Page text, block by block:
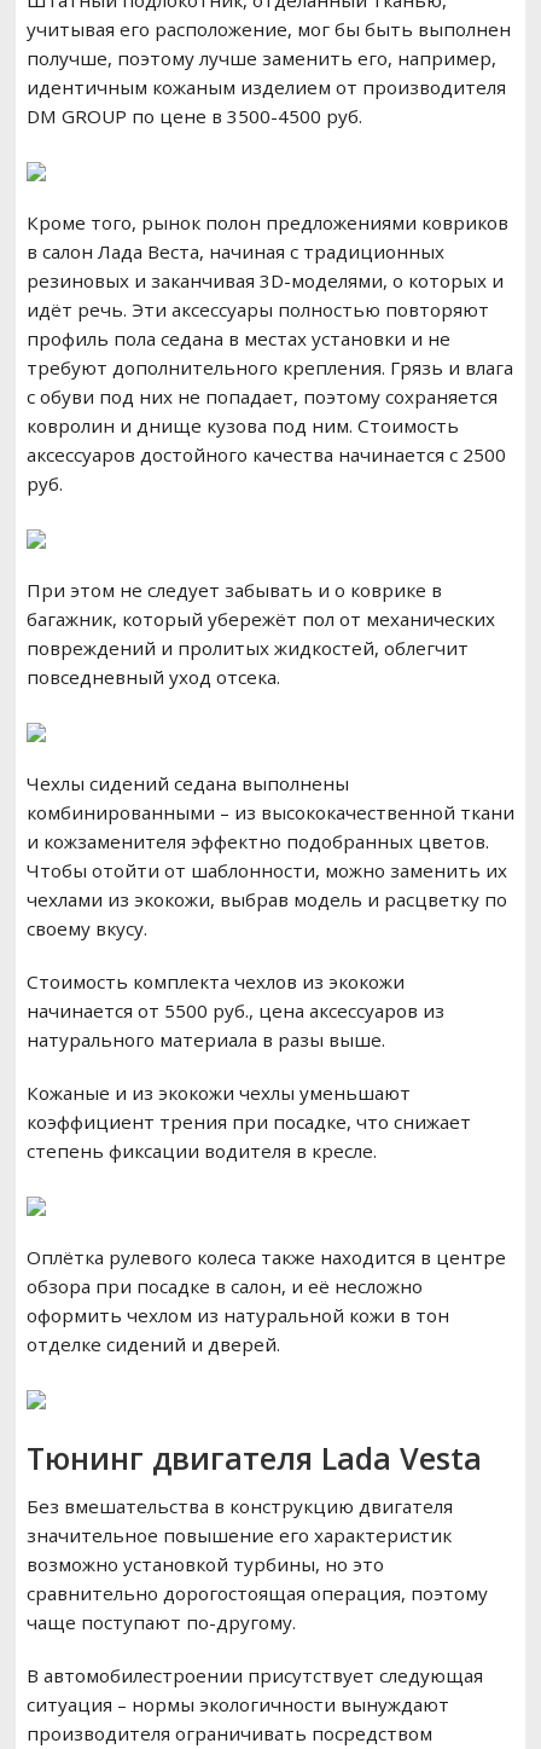
учитывая его расположение, мог бы быть выполнен
получше, поэтому лучше заменить его, например,
идентичным кожаным изделием от производителя
DM GROUP по цене в 3500-4500 руб.
Кроме того, рынок полон предложениями ковриков
в салон Лада Веста, начиная с традиционных
резиновых и заканчивая 3D-моделями, о которых и
идёт речь. Эти аксессуары полностью повторяют
профиль пола седана в местах установки и не
требуют дополнительного крепления. Грязь и влага
с обуви под них не попадает, поэтому сохраняется
ковролин и днище кузова под ним. Стоимость
аксессуаров достойного качества начинается с 2500
руб.
При этом не следует забывать и о коврике в
багажник, который убережёт пол от механических
повреждений и пролитых жидкостей, облегчит
повседневный уход отсека.
Чехлы сидений седана выполнены
комбинированными – из высококачественной ткани
и кожзаменителя эффектно подобранных цветов.
Чтобы отойти от шаблонности, можно заменить их
чехлами из экокожи, выбрав модель и расцветку по
своему вкусу.
Стоимость комплекта чехлов из экокожи
начинается от 5500 руб., цена аксессуаров из
натурального материала в разы выше.
Кожаные и из экокожи чехлы уменьшают
коэффициент трения при посадке, что снижает
степень фиксации водителя в кресле.
Оплётка рулевого колеса также находится в центре
обзора при посадке в салон, и её несложно
оформить чехлом из натуральной кожи в тон
отделке сидений и дверей.
Тюнинг двигателя Lada Vesta
Без вмешательства в конструкцию двигателя
значительное повышение его характеристик
возможно установкой турбины, но это
сравнительно дорогостоящая операция, поэтому
чаще поступают по-другому.
В автомобилестроении присутствует следующая
ситуация – нормы экологичности вынуждают
производителя ограничивать посредством